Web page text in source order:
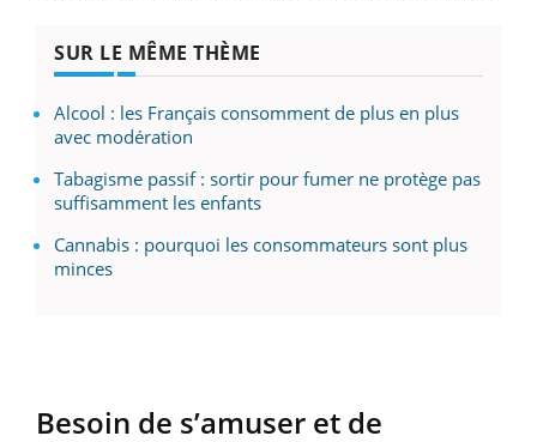
SUR LE MÊME THÈME
Alcool : les Français consomment de plus en plus
avec modération
Tabagisme passif : sortir pour fumer ne protège pas
suffisamment les enfants
Cannabis : pourquoi les consommateurs sont plus
minces
Besoin de s’amuser et de